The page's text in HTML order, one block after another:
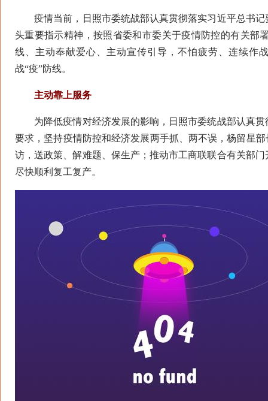
疫情当前，日照市委统战部认真贯彻落实习近平总书记
头重要指示精神，按照省委和市委关于疫情防控的有关部
线、主动奉献爱心、主动宣传引导，不怕疲劳、连续作
战“疫”防线。
主动靠上服务
为降低疫情对经济发展的影响，日照市委统战部认真贯
要求，坚持疫情防控和经济发展两手抓、两不误，杨留星
访，送政策、解难题、保生产；推动市工商联联合有关部
尽快顺利复工复产。